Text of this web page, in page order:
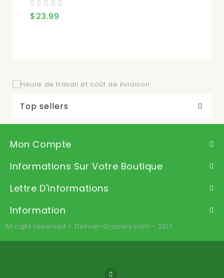
$23.99
Top sellers
Mon Compte
Informations Sur Votre Boutique
Lettre D'informations
Information
All right reserved < Deliver-Grocery.com - 2017